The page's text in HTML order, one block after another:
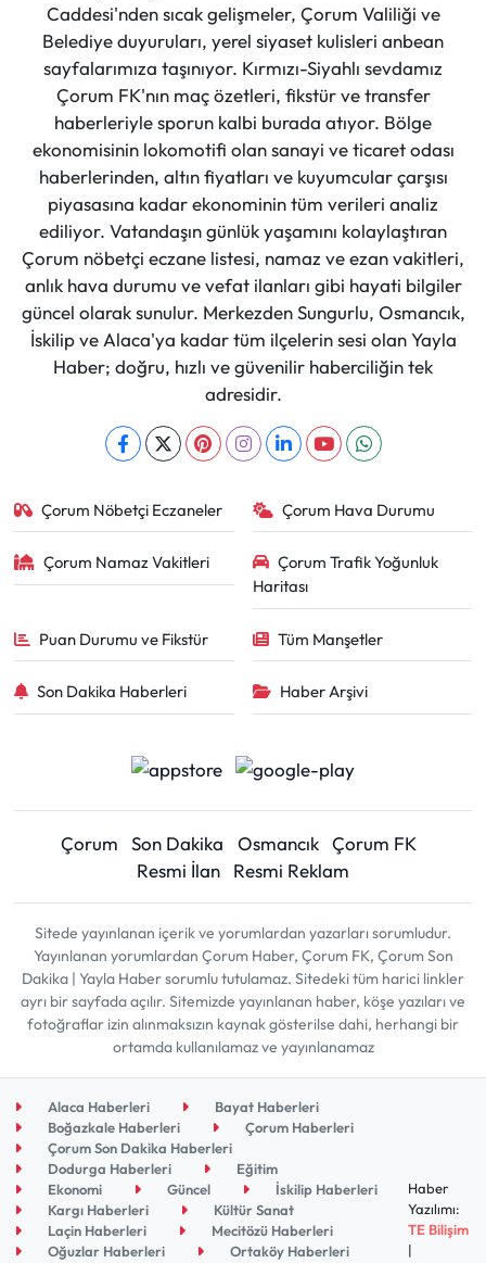
Caddesi'nden sıcak gelişmeler, Çorum Valiliği ve
Belediye duyuruları, yerel siyaset kulisleri anbean
sayfalarımıza taşınıyor. Kırmızı-Siyahlı sevdamız
Çorum FK'nın maç özetleri, fikstür ve transfer
haberleriyle sporun kalbi burada atıyor. Bölge
ekonomisinin lokomotifi olan sanayi ve ticaret odası
haberlerinden, altın fiyatları ve kuyumcular çarşısı
piyasasına kadar ekonominin tüm verileri analiz
ediliyor. Vatandaşın günlük yaşamını kolaylaştıran
Çorum nöbetçi eczane listesi, namaz ve ezan vakitleri,
anlık hava durumu ve vefat ilanları gibi hayati bilgiler
güncel olarak sunulur. Merkezden Sungurlu, Osmancık,
İskilip ve Alaca'ya kadar tüm ilçelerin sesi olan Yayla
Haber; doğru, hızlı ve güvenilir haberciliğin tek
adresidir.
Çorum Nöbetçi Eczaneler Çorum Hava Durumu
Çorum Namaz Vakitleri
Çorum Trafik Yoğunluk
Haritası
Puan Durumu ve Fikstür Tüm Manşetler
Son Dakika Haberleri Haber Arşivi
Çorum Son Dakika Osmancık Çorum FK
Resmi İlan
Resmi Reklam
Sitede yayınlanan içerik ve yorumlardan yazarları sorumludur.
Yayınlanan yorumlardan Çorum Haber, Çorum FK, Çorum Son
Dakika | Yayla Haber sorumlu tutulamaz. Sitedeki tüm harici linkler
ayrı bir sayfada açılır. Sitemizde yayınlanan haber, köşe yazıları ve
fotoğraflar izin alınmaksızın kaynak gösterilse dahi, herhangi bir
ortamda kullanılamaz ve yayınlanamaz
Alaca Haberleri
Bayat Haberleri
Boğazkale Haberleri
Çorum Haberleri
Çorum Son Dakika Haberleri
Dodurga Haberleri
Eğitim
Ekonomi
Güncel
İskilip Haberleri
Kargı Haberleri
Kültür Sanat
Laçin Haberleri
Mecitözü Haberleri
Oğuzlar Haberleri
Ortaköy Haberleri
Haber
Yazılımı:
TE Bilişim
|